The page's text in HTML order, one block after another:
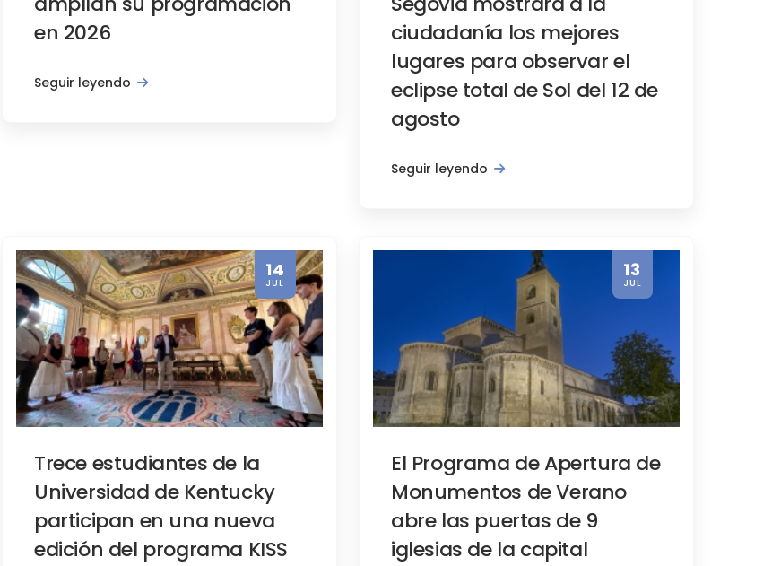
alcanzó una media del 80% en junio
turística, Segovia en verde, Varios
mostrará a la ciudadanía los mejores lugares para observar el
en 2026
Seguir leyendo
ciudadanía los mejores
lugares para observar el
eclipse total de Sol del 12 de
agosto
Seguir leyendo
14
JUL
Trece estudiantes de la
Universidad de Kentucky
participan en una nueva
edición del programa KISS
13
JUL
El Programa de Apertura de
Monumentos de Verano
abre las puertas de 9
iglesias de la capital